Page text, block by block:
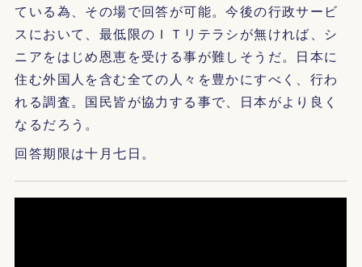
ている為、その場で回答が可能。今後の行政サービ
スにおいて、最低限のＩＴリテラシが無ければ、シ
ニアをはじめ恩恵を受ける事が難しそうだ。日本に
住む外国人を含む全ての人々を豊かにすべく、行わ
れる調査。国民皆が協力する事で、日本がより良く
なるだろう。
回答期限は十月七日。